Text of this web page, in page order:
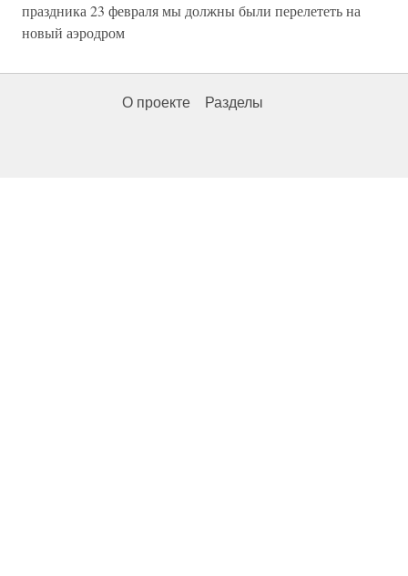
праздника 23 февраля мы должны были перелететь на
новый аэродром
О проекте Разделы